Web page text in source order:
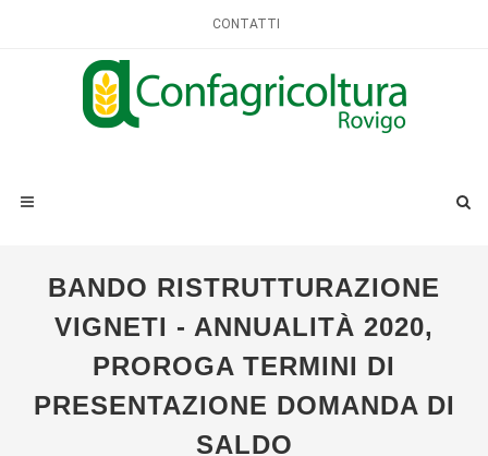
CONTATTI
BANDO RISTRUTTURAZIONE
VIGNETI - ANNUALITÀ 2020,
PROROGA TERMINI DI
PRESENTAZIONE DOMANDA DI
SALDO